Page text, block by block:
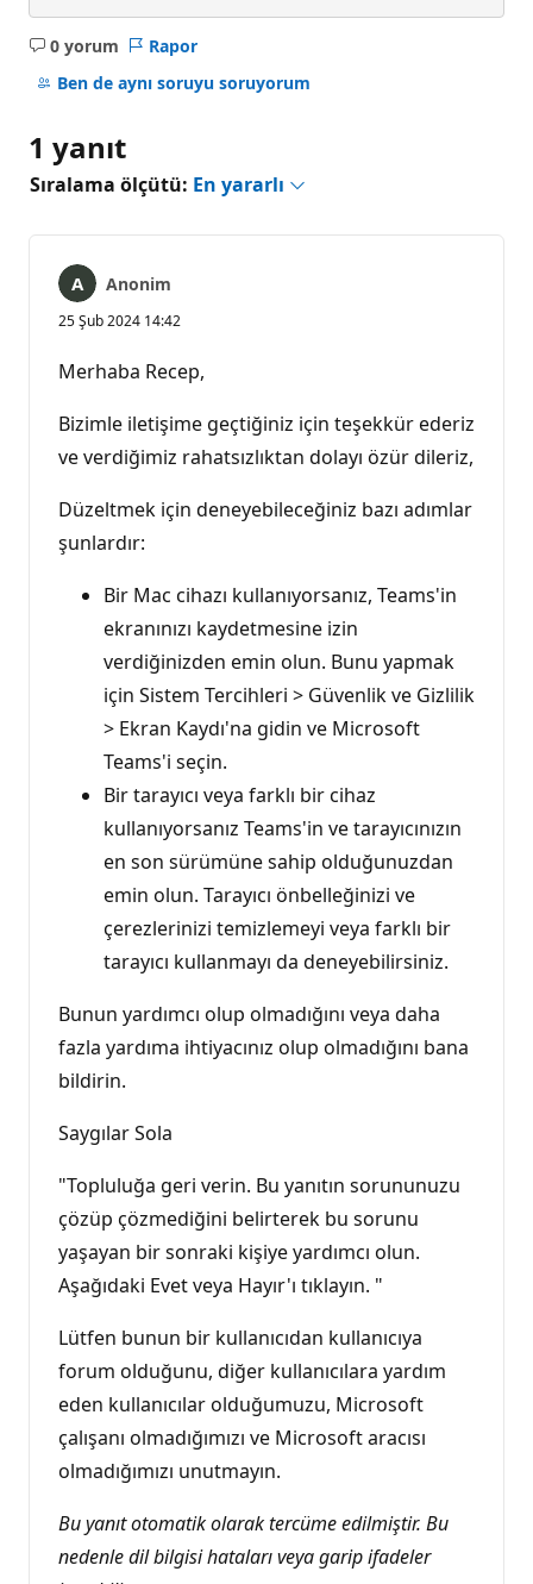
0 yorum
Açıklama
yok
Rapor
Ben de aynı soruyu soruyorum
1 yanıt
Sıralama ölçütü: En yararlı
Anonim
25 Şub 2024 14:42
Merhaba Recep,
Bizimle iletişime geçtiğiniz için teşekkür ederiz
ve verdiğimiz rahatsızlıktan dolayı özür dileriz,
Düzeltmek için deneyebileceğiniz bazı adımlar
şunlardır:
Bir Mac cihazı kullanıyorsanız, Teams'in
ekranınızı kaydetmesine izin
verdiğinizden emin olun. Bunu yapmak
için Sistem Tercihleri > Güvenlik ve Gizlilik
> Ekran Kaydı'na gidin ve Microsoft
Teams'i seçin.
Bir tarayıcı veya farklı bir cihaz
kullanıyorsanız Teams'in ve tarayıcınızın
en son sürümüne sahip olduğunuzdan
emin olun. Tarayıcı önbelleğinizi ve
çerezlerinizi temizlemeyi veya farklı bir
tarayıcı kullanmayı da deneyebilirsiniz.
Bunun yardımcı olup olmadığını veya daha
fazla yardıma ihtiyacınız olup olmadığını bana
bildirin.
Saygılar Sola
"Topluluğa geri verin. Bu yanıtın sorununuzu
çözüp çözmediğini belirterek bu sorunu
yaşayan bir sonraki kişiye yardımcı olun.
Aşağıdaki Evet veya Hayır'ı tıklayın. "
Lütfen bunun bir kullanıcıdan kullanıcıya
forum olduğunu, diğer kullanıcılara yardım
eden kullanıcılar olduğumuzu, Microsoft
çalışanı olmadığımızı ve Microsoft aracısı
olmadığımızı unutmayın.
Bu yanıt otomatik olarak tercüme edilmiştir. Bu
nedenle dil bilgisi hataları veya garip ifadeler